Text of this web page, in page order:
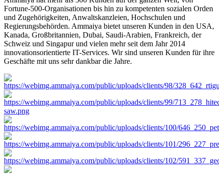
Fortune-500-Organisationen bis hin zu kompetenten sozialen Orden
und Zugehörigkeiten, Anwaltskanzleien, Hochschulen und
Regierungsbehörden. Ammaiya bietet unseren Kunden in den USA,
Kanada, Großbritannien, Dubai, Saudi-Arabien, Frankreich, der
Schweiz und Singapur und vielen mehr seit dem Jahr 2014
innovationsorientierte IT-Services. Wir sind unseren Kunden für ihre
Geschäfte mit uns sehr dankbar die Jahre.